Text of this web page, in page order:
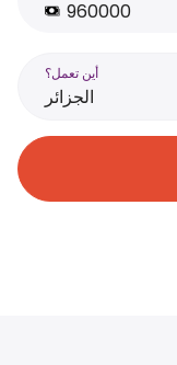
أين تعمل؟
الجزائر